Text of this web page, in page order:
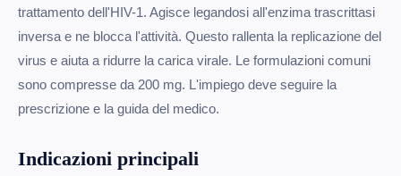
trattamento dell'HIV-1. Agisce legandosi all'enzima trascrittasi
inversa e ne blocca l'attività. Questo rallenta la replicazione del
virus e aiuta a ridurre la carica virale. Le formulazioni comuni
sono compresse da 200 mg. L'impiego deve seguire la
prescrizione e la guida del medico.
Indicazioni principali